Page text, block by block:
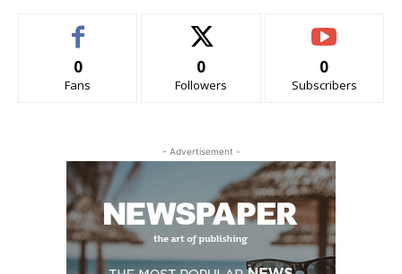
0
Fans
0
Followers
0
Subscribers
- Advertisement -